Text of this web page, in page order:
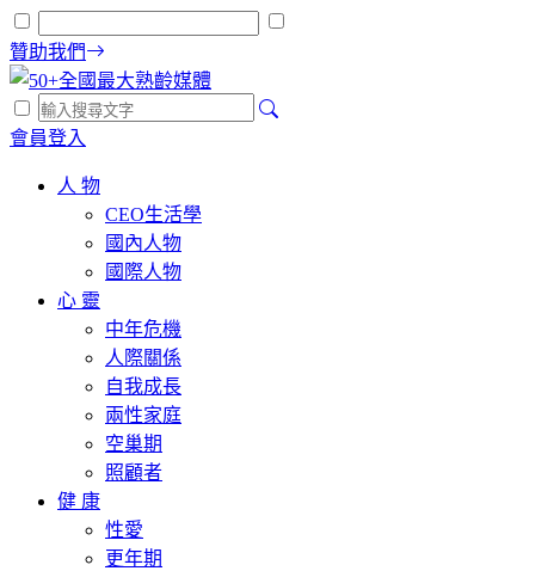
贊助我們
會員登入
人 物
CEO生活學
國內人物
國際人物
心 靈
中年危機
人際關係
自我成長
兩性家庭
空巢期
照顧者
健 康
性愛
更年期